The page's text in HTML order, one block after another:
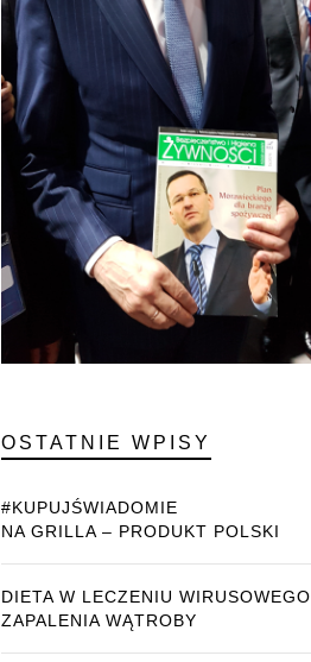
OSTATNIE WPISY
#KUPUJŚWIADOMIE
NA GRILLA – PRODUKT POLSKI
DIETA W LECZENIU WIRUSOWEGO
ZAPALENIA WĄTROBY